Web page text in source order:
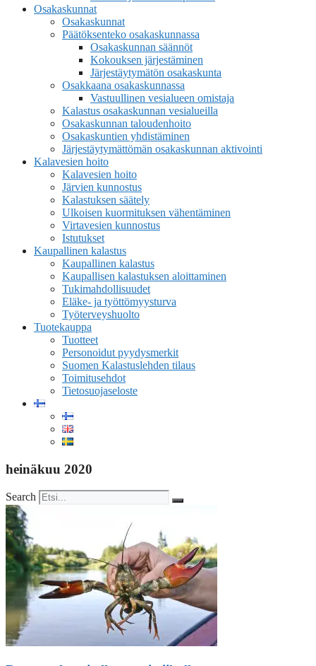
Osakaskunnat
Osakaskunnat
Päätöksenteko osakaskunnassa
Osakaskunnan säännöt
Kokouksen järjestäminen
Järjestäytymätön osakaskunta
Osakkaana osakaskunnassa
Vastuullinen vesialueen omistaja
Kalastus osakaskunnan vesialueilla
Osakaskunnan taloudenhoito
Osakaskuntien yhdistäminen
Järjestäytymättömän osakaskunnan aktivointi
Kalavesien hoito
Kalavesien hoito
Järvien kunnostus
Kalastuksen säätely
Ulkoisen kuormituksen vähentäminen
Virtavesien kunnostus
Istutukset
Kaupallinen kalastus
Kaupallinen kalastus
Kaupallisen kalastuksen aloittaminen
Tukimahdollisuudet
Eläke- ja työttömyysturva
Työterveyshuolto
Tuotekauppa
Tuotteet
Personoidut pyydysmerkit
Suomen Kalastuslehden tilaus
Toimitusehdot
Tietosuojaseloste
heinäkuu 2020
Search